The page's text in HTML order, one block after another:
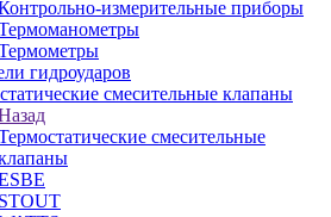
измерительные приборы
гидроударов
смесительные клапаны
смесительные
STOUT